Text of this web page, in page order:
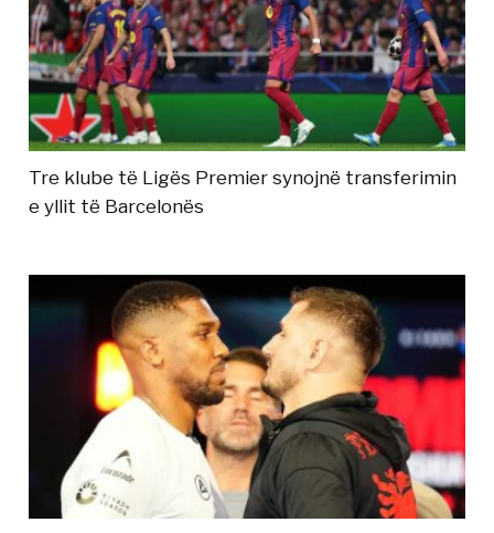
Tre klube të Ligës Premier synojnë transferimin
e yllit të Barcelonës